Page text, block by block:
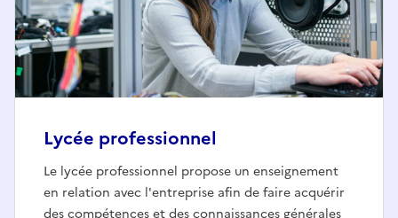
Lycée professionnel
Le lycée professionnel propose un enseignement
en relation avec l'entreprise afin de faire acquérir